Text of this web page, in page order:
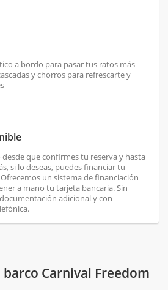
a bordo para pasar tus ratos más
y chorros para refrescarte y
desde que confirmes tu reserva y hasta
si lo deseas, puedes financiar tu
un sistema de financiación
a mano tu tarjeta bancaria. Sin
adicional y con
Carnival Freedom